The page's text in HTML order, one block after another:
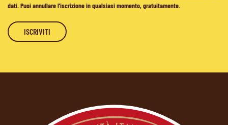
dati. Puoi annullare l'iscrizione in qualsiasi momento, gratuitamente.